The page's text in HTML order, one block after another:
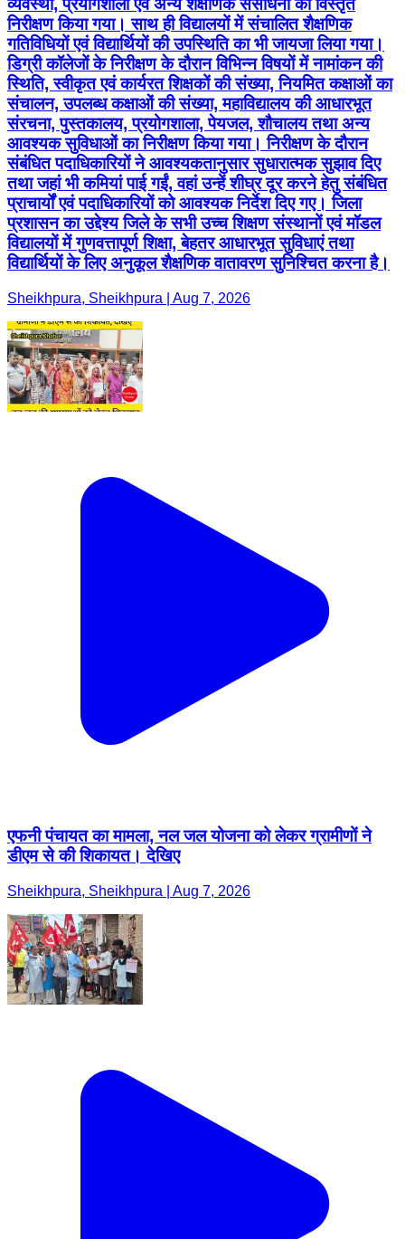
व्यवस्था, प्रयोगशाला एवं अन्य शैक्षणिक संसाधनों का विस्तृत
निरीक्षण किया गया। साथ ही विद्यालयों में संचालित शैक्षणिक
गतिविधियों एवं विद्यार्थियों की उपस्थिति का भी जायजा लिया गया।
डिग्री कॉलेजों के निरीक्षण के दौरान विभिन्न विषयों में नामांकन की
स्थिति, स्वीकृत एवं कार्यरत शिक्षकों की संख्या, नियमित कक्षाओं का
संचालन, उपलब्ध कक्षाओं की संख्या, महाविद्यालय की आधारभूत
संरचना, पुस्तकालय, प्रयोगशाला, पेयजल, शौचालय तथा अन्य
आवश्यक सुविधाओं का निरीक्षण किया गया। निरीक्षण के दौरान
संबंधित पदाधिकारियों ने आवश्यकतानुसार सुधारात्मक सुझाव दिए
तथा जहां भी कमियां पाई गईं, वहां उन्हें शीघ्र दूर करने हेतु संबंधित
प्राचार्यों एवं पदाधिकारियों को आवश्यक निर्देश दिए गए। जिला
प्रशासन का उद्देश्य जिले के सभी उच्च शिक्षण संस्थानों एवं मॉडल
विद्यालयों में गुणवत्तापूर्ण शिक्षा, बेहतर आधारभूत सुविधाएं तथा
विद्यार्थियों के लिए अनुकूल शैक्षणिक वातावरण सुनिश्चित करना है।
Sheikhpura, Sheikhpura | Aug 7, 2026
एफनी पंचायत का मामला, नल जल योजना को लेकर ग्रामीणों ने
डीएम से की शिकायत। देखिए
Sheikhpura, Sheikhpura | Aug 7, 2026